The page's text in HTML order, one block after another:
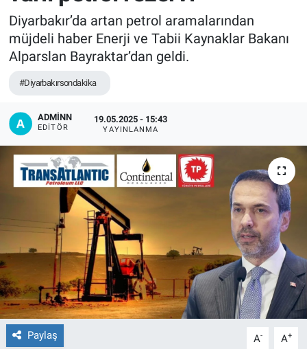
Diyarbakır’da artan petrol aramalarından
müjdeli haber Enerji ve Tabii Kaynaklar Bakanı
Alparslan Bayraktar’dan geldi.
#Diyarbakırsondakika
ADMİNN
EDITÖR
19.05.2025 - 15:43
YAYINLANMA
Paylaş A- A+
GÜNDEM
BÖLGE
DÜNYA
KÜLTÜR SANAT
EĞİTİM
ÖZEL HABER
POLİTİKA
SAĞLIK
SPOR
TEKNOLOJİ
Süper Lig Puan Durumu ve Fikstür
Tüm Manşetler
Son Dakika Haberleri
Haber Arşivi